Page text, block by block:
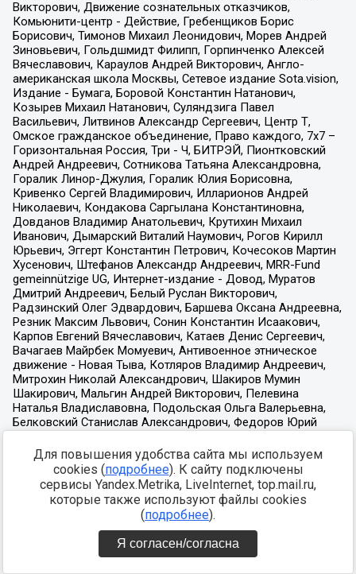
Для повышения удобства сайта мы используем
cookies (подробнее). К сайту подключены
сервисы Yandex.Metrika, LiveInternet, top.mail.ru,
которые также используют файлы cookies
(подробнее).
Я согласен/согласна